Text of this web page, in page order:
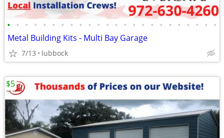
• • • • • • • • • • • • • • • • • • • • • • • •
Metal Building Kits - Multi Bay Garage
7/13 lubbock
$5